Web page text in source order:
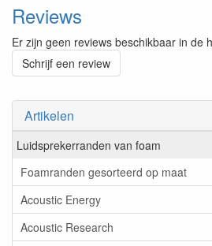
Artikelen
Luidsprekerranden van foam
Foamranden gesorteerd op maat
Acoustic Energy
Acoustic Research
Reviews
Er zijn geen reviews beschikbaar in de
Schrijf een review